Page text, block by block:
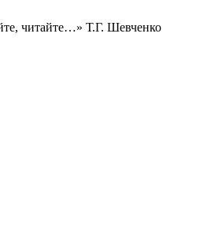
читайте…» Т.Г. Шевченко